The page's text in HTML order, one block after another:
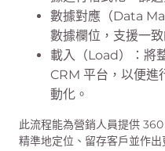
數據對應（Data
數據欄位，支援一
載入（Load）：將
CRM 平台，以便進
動化。
此流程能為營銷人員提供
精準地定位、留存客戶並作出